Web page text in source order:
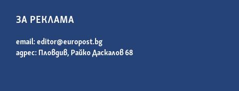
ЗА РЕКЛАМА
email:editor@europost.bg
адрес: Пловдив, Райко Даскалов 68